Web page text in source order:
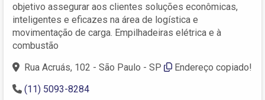
objetivo assegurar aos clientes soluções econômicas,
inteligentes e eficazes na área de logística e
movimentação de carga. Empilhadeiras elétrica e à
combustão
Rua Acruás, 102 - São Paulo - SP
Endereço copiado!
(11) 5093-8284